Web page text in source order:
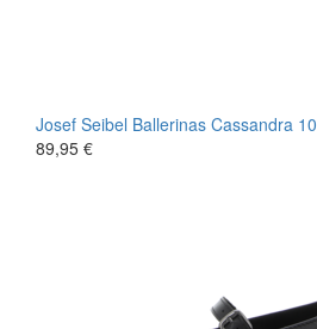
Josef Seibel Ballerinas Cassandra 10
89,95 €